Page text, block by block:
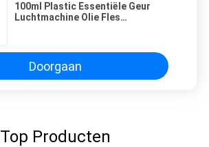
100ml Plastic Essentiële Geur
Luchtmachine Olie Fles
Doorgaan
Top Producten